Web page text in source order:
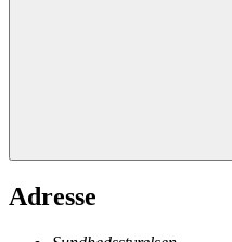
Adresse